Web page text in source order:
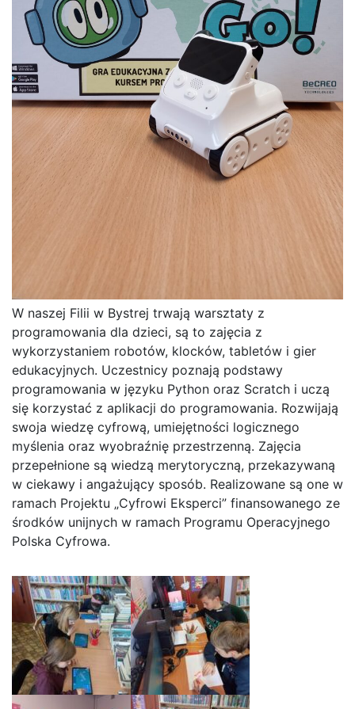
W naszej Filii w Bystrej trwają warsztaty z
programowania dla dzieci, są to zajęcia z
wykorzystaniem robotów, klocków, tabletów i gier
edukacyjnych. Uczestnicy poznają podstawy
programowania w języku Python oraz Scratch i uczą
się korzystać z aplikacji do programowania. Rozwijają
swoja wiedzę cyfrową, umiejętności logicznego
myślenia oraz wyobraźnię przestrzenną. Zajęcia
przepełnione są wiedzą merytoryczną, przekazywaną
w ciekawy i angażujący sposób. Realizowane są one w
ramach Projektu „Cyfrowi Eksperci” finansowanego ze
środków unijnych w ramach Programu Operacyjnego
Polska Cyfrowa.